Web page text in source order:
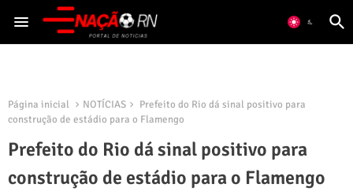
Página inicial NOTÍCIAS
Prefeito do Rio dá sinal positivo para
construção de estádio para o Flamengo
Prefeito do Rio dá sinal positivo para
construção de estádio para o Flamengo